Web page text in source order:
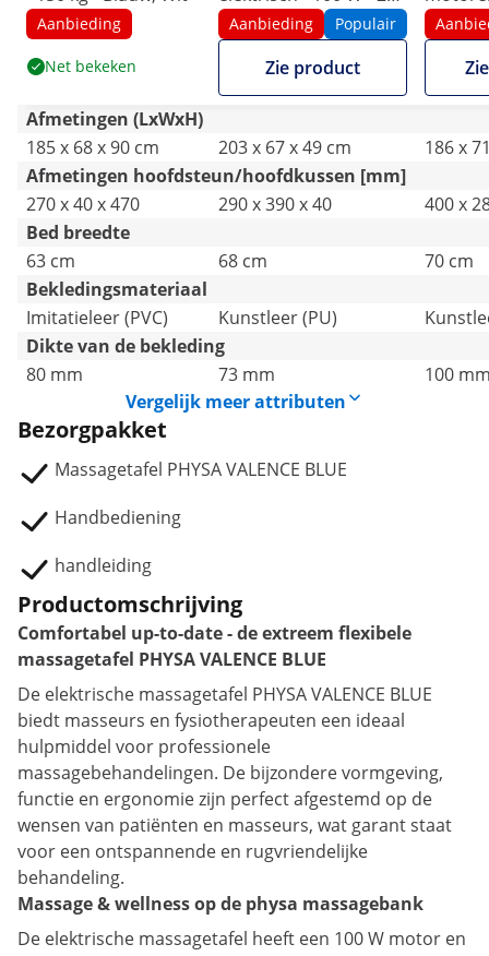
Aanbieding
Net bekeken
kg - Beige
Aanbieding Populair
Zie product
zwart
Afmetingen (LxWxH)
185 x 68 x 90 cm
203 x 67 x 49 cm
186 x
Afmetingen hoofdsteun/hoofdkussen [mm]
270 x 40 x 470
290 x 390 x 40
400 x
Bed breedte
63 cm
68 cm
70 cm
Bekledingsmateriaal
Imitatieleer (PVC)
Kunstleer (PU)
Dikte van de bekleding
80 mm
73 mm
100
Vergelijk meer attributen
Bezorgpakket
Massagetafel PHYSA VALENCE BLUE
Handbediening
handleiding
Productomschrijving
Comfortabel up-to-date - de extreem flexibele
massagetafel PHYSA VALENCE BLUE
De elektrische massagetafel PHYSA VALENCE BLUE
biedt masseurs en fysiotherapeuten een ideaal
hulpmiddel voor professionele
massagebehandelingen. De bijzondere vormgeving,
functie en ergonomie zijn perfect afgestemd op de
wensen van patiënten en masseurs, wat garant staat
voor een ontspannende en rugvriendelijke
behandeling.
Massage & wellness op de physa massagebank
De elektrische massagetafel heeft een 100 W motor en